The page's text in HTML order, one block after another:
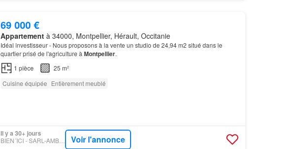
69 000 €
Appartementà 34000, Montpellier, Hérault, Occitanie
Idéal investisseur - Nous proposons à la vente un studio de 24,94 m2 situé dans le
quartier prisé de l'agriculture à Montpellier.
1 pièce
25 m²
Cuisine équipée Entièrement meublé
Il y a 30+ jours
BIEN´ICI - SARL-AMB-TRANSAC Voir l'annonce